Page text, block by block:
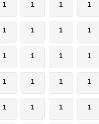
1 1 1 1
1 1 1 1
1 1 1 1
1 1 1 1
1 1 1 1